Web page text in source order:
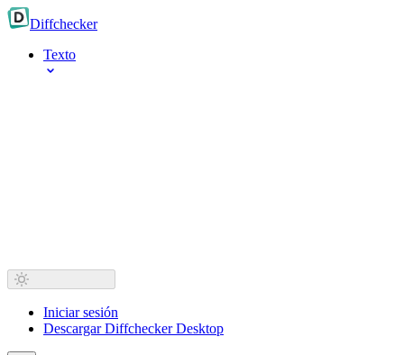
Diffchecker
Texto
Iniciar sesión
Descargar Diffchecker Desktop